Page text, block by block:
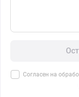
Согласен на